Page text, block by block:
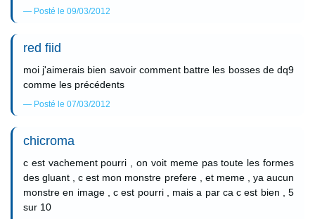
Posté le 09/03/2012
red fiid
moi j'aimerais bien savoir comment battre les bosses de dq9
comme les précédents
Posté le 07/03/2012
chicroma
c est vachement pourri , on voit meme pas toute les formes
des gluant , c est mon monstre prefere , et meme , ya aucun
monstre en image , c est pourri , mais a par ca c est bien , 5
sur 10